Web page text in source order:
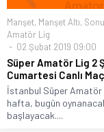
Manşet, Manşet Altı,
Amatör Lig
02 Şubat 2019 09:00
Süper Amatör Lig 2
Cumartesi Canlı
İstanbul Süper Amatör
hafta, bugün
başlayacak....